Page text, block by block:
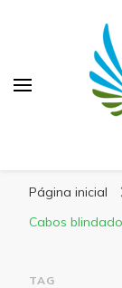
Página inicial
Cabos
TAG